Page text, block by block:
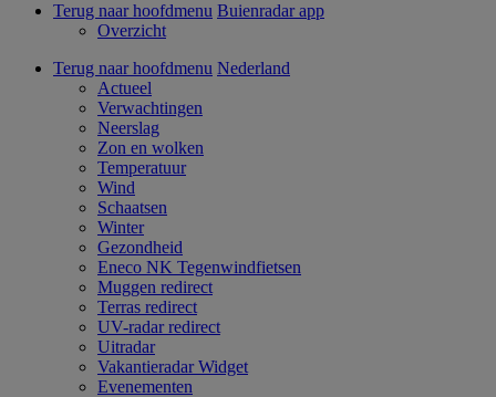
Terug naar hoofdmenu Buienradar app
Overzicht
Terug naar hoofdmenu Nederland
Actueel
Verwachtingen
Neerslag
Zon en wolken
Temperatuur
Wind
Schaatsen
Winter
Gezondheid
Eneco NK Tegenwindfietsen
Muggen redirect
Terras redirect
UV-radar redirect
Uitradar
Vakantieradar Widget
Evenementen